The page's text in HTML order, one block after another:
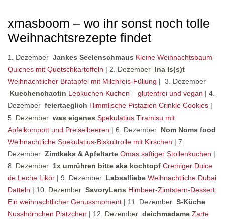
xmasboom – wo ihr sonst noch tolle
Weihnachtsrezepte findet
1. Dezember Jankes Seelenschmaus Kleine Weihnachtsbaum-
Quiches mit Quetschkartoffeln | 2. Dezember Ina Is(s)t
Weihnachtlicher Bratapfel mit Milchreis-Füllung | 3. Dezember
Kuechenchaotin Lebkuchen Kuchen – glutenfrei und vegan | 4.
Dezember feiertaeglich Himmlische Pistazien Crinkle Cookies |
5. Dezember was eigenes Spekulatius Tiramisu mit
Apfelkompott und Preiselbeeren | 6. Dezember Nom Noms food
Weihnachtliche Spekulatius-Biskuitrolle mit Kirschen | 7.
Dezember Zimtkeks & Apfeltarte Omas saftiger Stollenkuchen |
8. Dezember 1x umrühren bitte aka kochtopf Cremiger Dulce
de Leche Likör | 9. Dezember Labsalliebe Weihnachtliche Dubai
Datteln | 10. Dezember SavoryLens Himbeer-Zimtstern-Dessert:
Ein weihnachtlicher Genussmoment | 11. Dezember S-Küche
Nusshörnchen Plätzchen | 12. Dezember deichmadame Zarte